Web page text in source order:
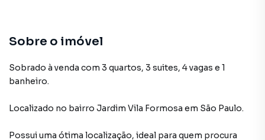
Porcelanato
Varanda
Sobre o imóvel
Sobrado à venda com 3 quartos, 3 suites, 4 vagas e 1
banheiro.
Localizado no bairro Jardim Vila Formosa em São Paulo.
Possui uma ótima localização, ideal para quem procura